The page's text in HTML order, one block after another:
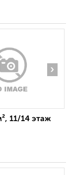
›
11/14 этаж